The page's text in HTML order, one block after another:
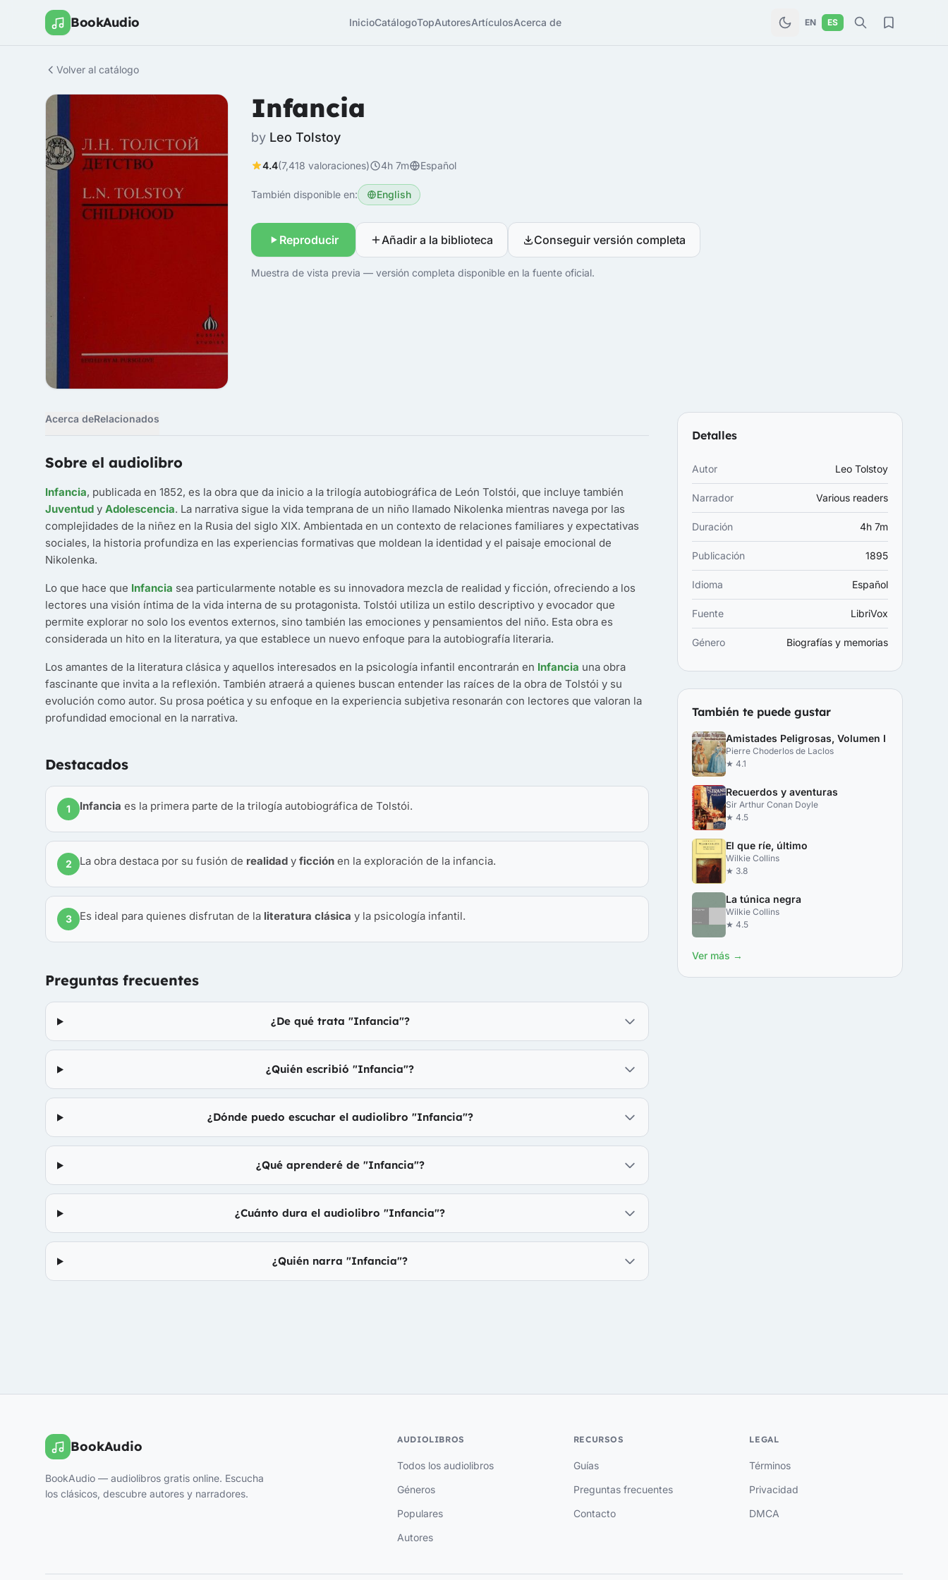
BookAudio InicioCatálogoTopAutoresArtículosAcerca de EN ES
Volver al catálogo
Infancia
by Leo Tolstoy
4.4(7,418 valoraciones) 4h 7m Español
También disponible en: English
Reproducir Añadir a la biblioteca Conseguir versión completa
Muestra de vista previa — versión completa disponible en la fuente oficial.
Acerca deRelacionados
Sobre el audiolibro
Infancia, publicada en 1852, es la obra que da inicio a la trilogía autobiográfica de León Tolstói, que incluye también
Juventud y Adolescencia. La narrativa sigue la vida temprana de un niño llamado Nikolenka mientras navega por las
complejidades de la niñez en la Rusia del siglo XIX. Ambientada en un contexto de relaciones familiares y expectativas
sociales, la historia profundiza en las experiencias formativas que moldean la identidad y el paisaje emocional de
Nikolenka.
Lo que hace que Infancia sea particularmente notable es su innovadora mezcla de realidad y ficción, ofreciendo a los
lectores una visión íntima de la vida interna de su protagonista. Tolstói utiliza un estilo descriptivo y evocador que
permite explorar no solo los eventos externos, sino también las emociones y pensamientos del niño. Esta obra es
considerada un hito en la literatura, ya que establece un nuevo enfoque para la autobiografía literaria.
Los amantes de la literatura clásica y aquellos interesados en la psicología infantil encontrarán en Infancia una obra
fascinante que invita a la reflexión. También atraerá a quienes buscan entender las raíces de la obra de Tolstói y su
evolución como autor. Su prosa poética y su enfoque en la experiencia subjetiva resonarán con lectores que valoran la
profundidad emocional en la narrativa.
Destacados
1 Infancia es la primera parte de la trilogía autobiográfica de Tolstói.
2 La obra destaca por su fusión de realidad y ficción en la exploración de la infancia.
3 Es ideal para quienes disfrutan de la literatura clásica y la psicología infantil.
Preguntas frecuentes
¿De qué trata "Infancia"?
¿Quién escribió "Infancia"?
¿Dónde puedo escuchar el audiolibro "Infancia"?
¿Qué aprenderé de "Infancia"?
¿Cuánto dura el audiolibro "Infancia"?
¿Quién narra "Infancia"?
Detalles
Autor Leo Tolstoy
Narrador Various readers
Duración 4h 7m
Publicación 1895
Idioma Español
Fuente LibriVox
Género Biografías y memorias
También te puede gustar
Amistades Peligrosas, Volumen I
Pierre Choderlos de Laclos
★ 4.1
Recuerdos y aventuras
Sir Arthur Conan Doyle
★ 4.5
El que ríe, último
Wilkie Collins
★ 3.8
La túnica negra
Wilkie Collins
★ 4.5
Ver más →
BookAudio
BookAudio — audiolibros gratis online. Escucha
los clásicos, descubre autores y narradores.
AUDIOLIBROS
Todos los audiolibros
Géneros
Populares
Autores
RECURSOS
Guías
Preguntas frecuentes
Contacto
LEGAL
Términos
Privacidad
DMCA